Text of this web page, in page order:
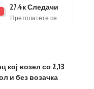
27.4кСледачи
Претплатете се
кој возел со 2,13
и без возачка